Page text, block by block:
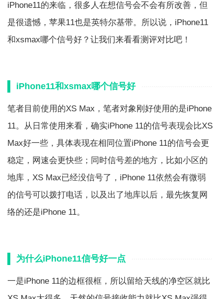
iPhone11的来临，很多人在想信号会不会有所改善，但
是很遗憾，苹果11也是英特尔基带。所以说，iPhone11
和xsmax哪个信号好？让我们来看看测评对比吧！
iPhone11和xsmax哪个信号好
笔者目前使用的XS Max，笔者对象刚好使用的是iPhone
11。从日常使用来看，确实iPhone 11的信号表现会比XS
Max好一些，具体表现在相同位置iPhone 11的信号会更
稳定，网速会更快些；同时信号差的地方，比如小区的
地库，XS Max已经没信号了，iPhone 11依然会有微弱
的信号可以拨打电话，以及出了地库以后，最先恢复网
络的还是iPhone 11。
为什么iPhone11信号好一点
一是iPhone 11的边框很框，所以留给天线的净空区就比